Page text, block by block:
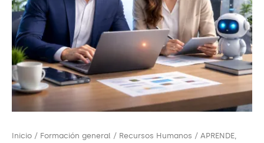
Inicio / Formación general / Recursos Humanos / APRENDE,